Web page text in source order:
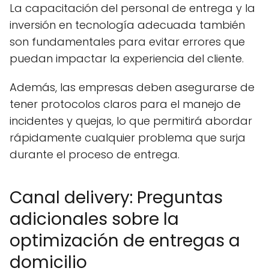
La capacitación del personal de entrega y la
inversión en tecnología adecuada también
son fundamentales para evitar errores que
puedan impactar la experiencia del cliente.
Además, las empresas deben asegurarse de
tener protocolos claros para el manejo de
incidentes y quejas, lo que permitirá abordar
rápidamente cualquier problema que surja
durante el proceso de entrega.
Canal delivery: Preguntas
adicionales sobre la
optimización de entregas a
domicilio